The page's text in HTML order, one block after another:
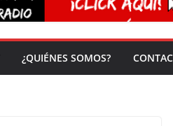
¿QUIÉNES SOMOS?